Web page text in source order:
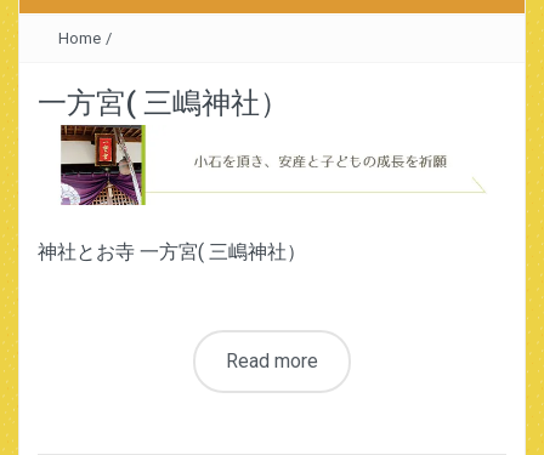
Home /
一方宮( 三嶋神社）
神社とお寺 一方宮( 三嶋神社）
Read more